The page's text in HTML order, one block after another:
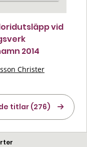
vid
2014
Christer
titlar (276)